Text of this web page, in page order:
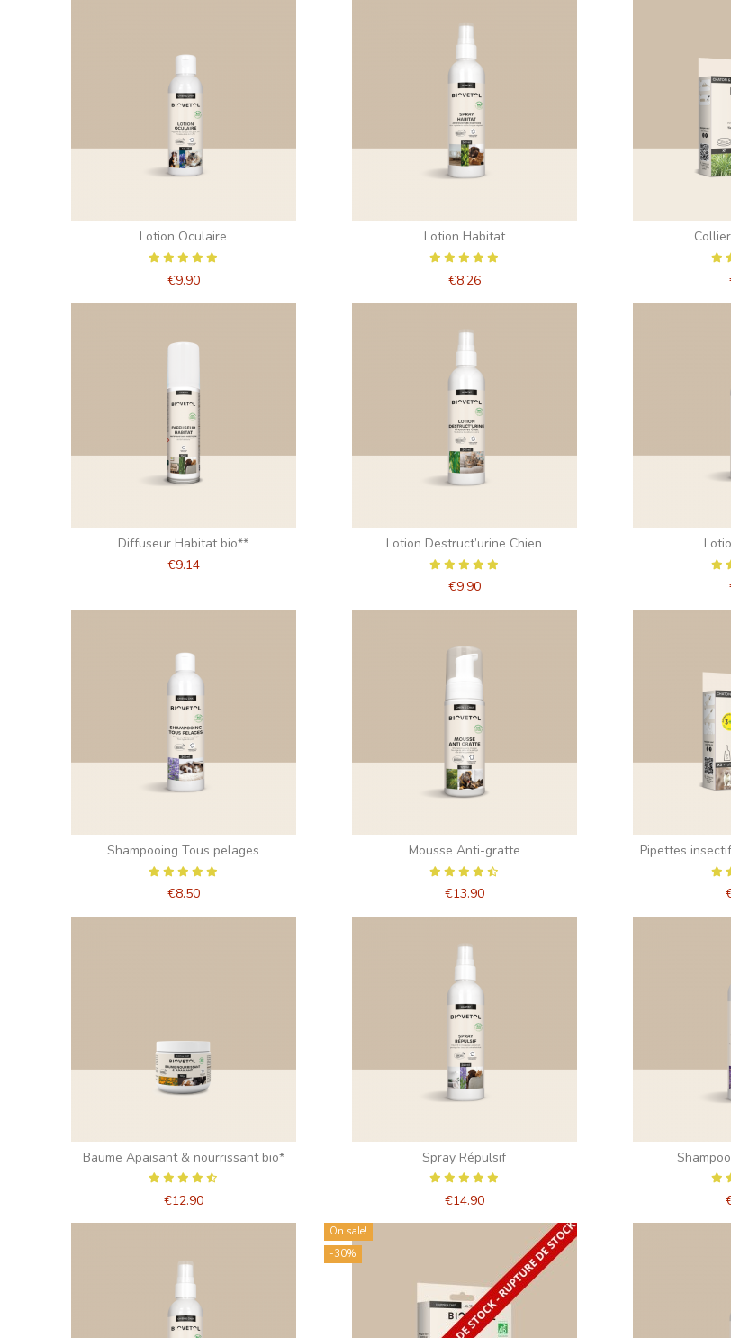
Lotion Oculaire
€9.90
Lotion Habitat
€8.26
Diffuseur Habitat bio**
€9.14
Lotion Destruct’urine Chien
€9.90
Shampooing Tous pelages
€8.50
Mousse Anti-gratte
€13.90
Pipettes
Baume Apaisant & nourrissant bio*
€12.90
Spray Répulsif
€14.90
On sale!
-30%